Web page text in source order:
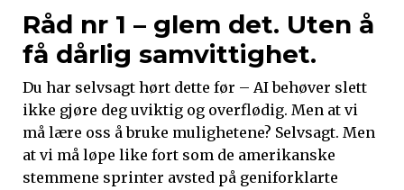
Råd nr 1 – glem det. Uten å
få dårlig samvittighet.
Du har selvsagt hørt dette før – AI behøver slett
ikke gjøre deg uviktig og overflødig. Men at vi
må lære oss å bruke mulighetene? Selvsagt. Men
at vi må løpe like fort som de amerikanske
stemmene sprinter avsted på geniforklarte